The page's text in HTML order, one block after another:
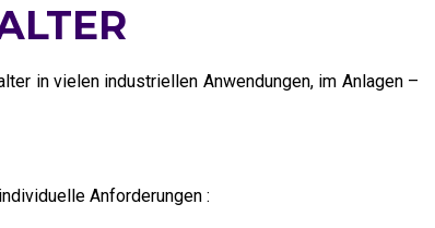
in vielen industriellen Anwendungen, im Anlagen –
Anforderungen :